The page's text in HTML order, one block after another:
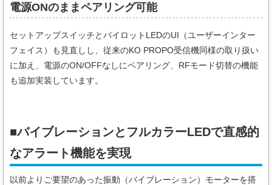
電源ONのままペアリング可能
セットアップスイッチとパイロットLEDのUI（ユーザーインター
フェイス）も見直しし、従来のKO PROPO受信機同様の取り扱い
に加え、電源のON/OFFなしにペアリング、RFモード切替の機能
も追加実装しています。
■バイブレーションとフルカラーLEDで直感的
なアラート機能を実現
以前よりご要望のあった振動（バイブレーション）モーターを搭